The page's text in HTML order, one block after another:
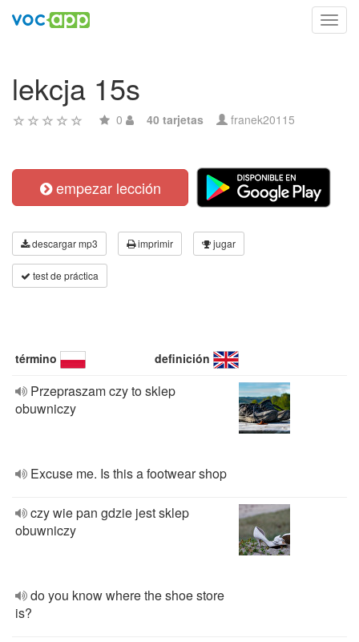
lekcja 15s
0 40 tarjetas franek20115
empezar lección
descargar mp3 imprimir jugar
test de práctica
término definición
Przepraszam czy to sklep
obuwniczy
Excuse me. Is this a footwear shop
czy wie pan gdzie jest sklep
obuwniczy
do you know where the shoe store
is?